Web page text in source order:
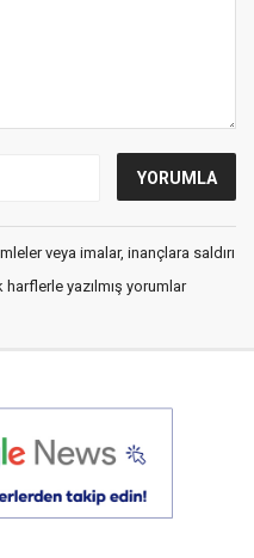
veya imalar, inançlara saldırı
yazılmış yorumlar